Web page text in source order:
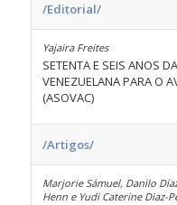
/Editorial/
Yajaira Freites
SETENTA E SEIS ANOS
VENEZUELANA PARA O
(ASOVAC)
/Artigos/
Marjorie Sámuel, Danilo
Henn e Yudi Caterine Diaz-